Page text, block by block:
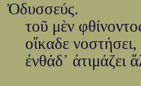
Ὀδυσσεύς.
τοῦ μὲν
οἴκαδε νοστήσει,
ἐνθάδ᾽ ἀτιμάζει